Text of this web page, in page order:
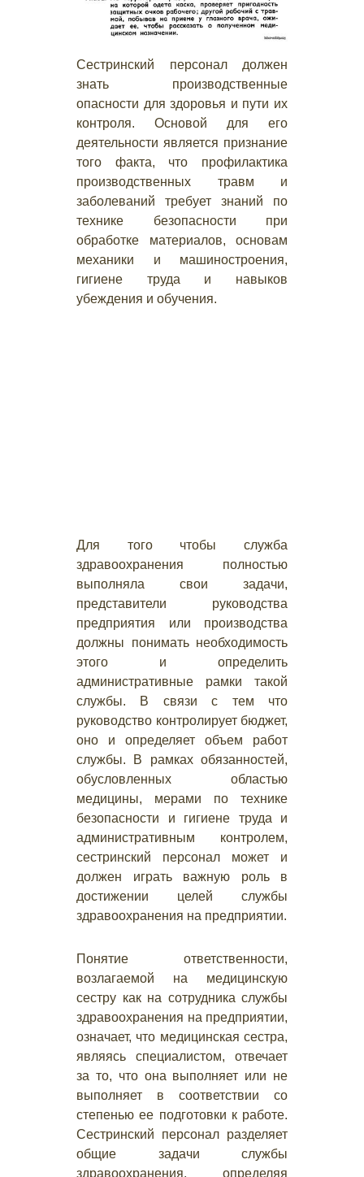
Сестринский персонал должен
знать производственные
опасности для здоровья и пути их
контроля. Основой для его
деятельности является признание
того факта, что профилактика
производственных травм и
заболеваний требует знаний по
технике безопасности при
обработке материалов, основам
механики и машиностроения,
гигиене труда и навыков
убеждения и обучения.
Для того чтобы служба
здравоохранения полностью
выполняла свои задачи,
представители руководства
предприятия или производства
должны понимать необходимость
этого и определить
административные рамки такой
службы. В связи с тем что
руководство контролирует бюджет,
оно и определяет объем работ
службы. В рамках обязанностей,
обусловленных областью
медицины, мерами по технике
безопасности и гигиене труда и
административным контролем,
сестринский персонал может и
должен играть важную роль в
достижении целей службы
здравоохранения на предприятии.
Понятие ответственности,
возлагаемой на медицинскую
сестру как на сотрудника службы
здравоохранения на предприятии,
означает, что медицинская сестра,
являясь специалистом, отвечает
за то, что она выполняет или не
выполняет в соответствии со
степенью ее подготовки к работе.
Сестринский персонал разделяет
общие задачи службы
здравоохранения, определяя